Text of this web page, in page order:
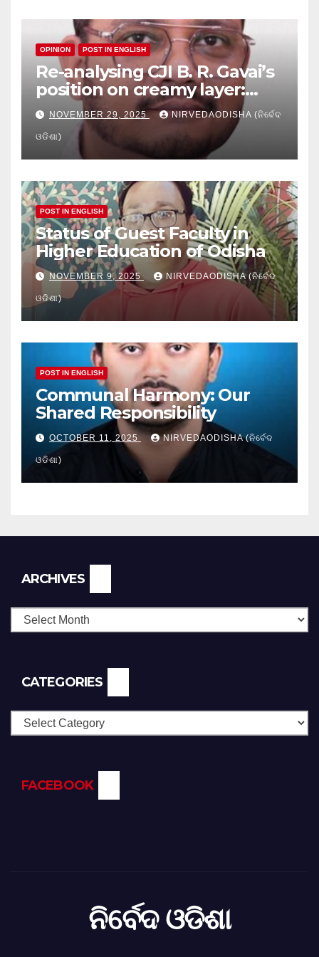
OPINION POST IN ENGLISH
Re-analysing CJI B. R. Gavai’s
position on creamy layer:
Issues and implication
NOVEMBER 29, 2025 NIRVEDAODISHA (ନିର୍ବେଦ
ଓଡିଶା)
POST IN ENGLISH
Status of Guest Faculty in
Higher Education of Odisha
NOVEMBER 9, 2025 NIRVEDAODISHA (ନିର୍ବେଦ
ଓଡିଶା)
POST IN ENGLISH
Communal Harmony: Our
Shared Responsibility
OCTOBER 11, 2025 NIRVEDAODISHA (ନିର୍ବେଦ
ଓଡିଶା)
ARCHIVES
CATEGORIES
Categories
FACEBOOK
ନିର୍ବେଦ ଓଡିଶା